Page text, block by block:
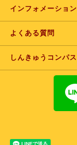
インフォメーション
よくある質問
しんきゅうコンパス